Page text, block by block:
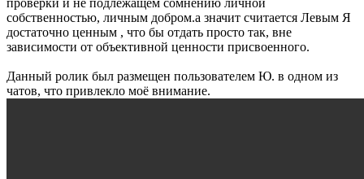
проверки и не подлежащем сомнению личной
собственностью, личным добром.а значит считается Левым Я
достаточно ценным , что бы отдать просто так, вне
зависимости от объективной ценности присвоенного.
Данный ролик был размещен пользователем Ю. в одном из
чатов, что привлекло моё внимание.